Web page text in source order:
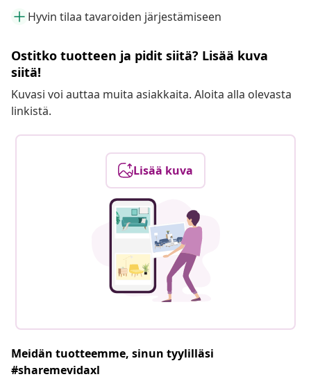
Hyvin tilaa tavaroiden järjestämiseen
Ostitko tuotteen ja pidit siitä? Lisää kuva
siitä!
Kuvasi voi auttaa muita asiakkaita. Aloita alla olevasta
linkistä.
Lisää kuva
Meidän tuotteemme, sinun tyylilläsi
#sharemevidaxl